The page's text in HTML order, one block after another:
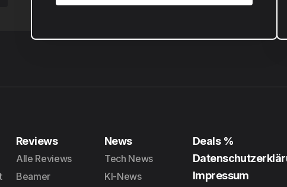
Tarif wählen
Reviews
Alle Reviews
Beamer
News
Tech News
KI-News
Deals %
Impressum